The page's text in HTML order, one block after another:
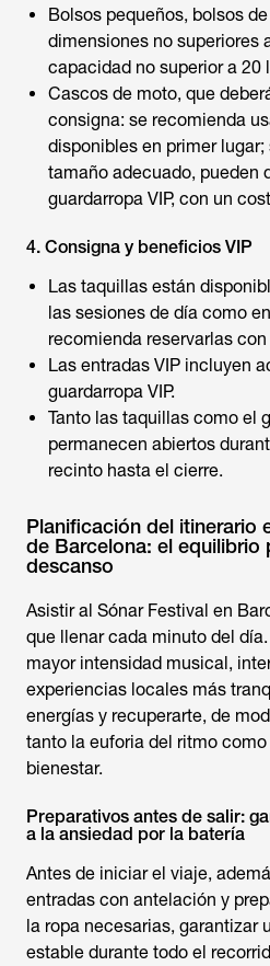
Bolsos pequeños, bolsos
dimensiones no superiores
capacidad no superior a 20
Cascos de moto, que
consigna: se recomienda
disponibles en primer
tamaño adecuado, pueden
guardarropa VIP, con un
4. Consigna y beneficios VIP
Las taquillas están
las sesiones de día como
recomienda reservarlas
Las entradas VIP incluyen
guardarropa VIP.
Tanto las taquillas como el
permanecen abiertos
recinto hasta el cierre.
Planificación del itinerario
de Barcelona: el equilibrio
descanso
Asistir al Sónar Festival en
que llenar cada minuto del
mayor intensidad musical,
experiencias locales más
energías y recuperarte, de
tanto la euforia del ritmo
bienestar.
Preparativos antes de salir:
a la ansiedad por la batería
Antes de iniciar el viaje,
entradas con antelación y
la ropa necesarias, garantizar
estable durante todo el